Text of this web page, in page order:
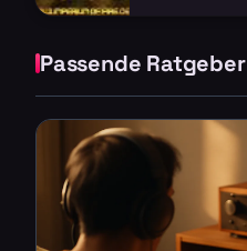
Passende Ratgeber